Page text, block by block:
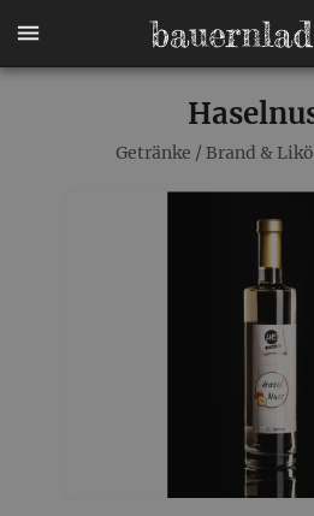
Getränke / Brand &